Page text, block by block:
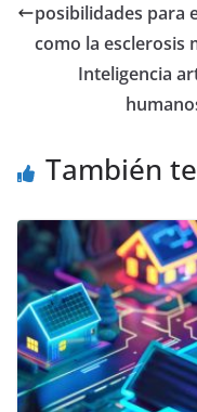
posibilidades para
como la esclerosis
Inteligencia
También